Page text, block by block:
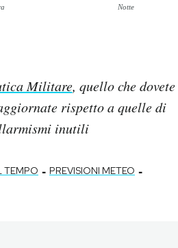
Notte
Militare, quello che dovete
rispetto a quelle di
inutili
TEMPO - PREVISIONI METEO -